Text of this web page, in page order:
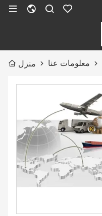
منزل معلومات عنا